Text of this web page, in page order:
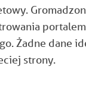
Żadne dane
strony.